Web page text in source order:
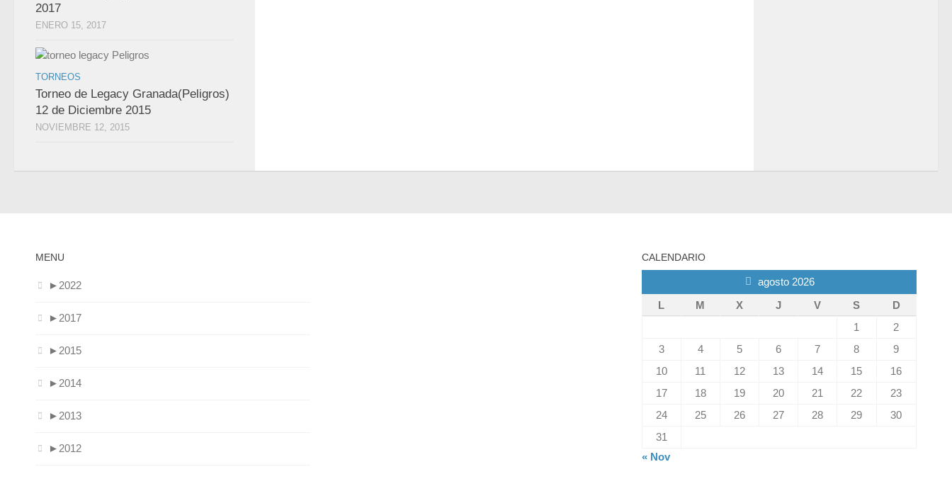
2017
ENERO 15, 2017
TORNEOS
Torneo de Legacy Granada(Peligros)
12 de Diciembre 2015
NOVIEMBRE 12, 2015
MENU
► 2022
► 2017
► 2015
► 2014
► 2013
► 2012
CALENDARIO
agosto 2026
L
M X J V S
D
1
2
3
4 5 6 7 8
9
10
11 12 13 14 15
16
17
18 19 20 21 22
23
24
25 26 27 28 29
30
31
« Nov